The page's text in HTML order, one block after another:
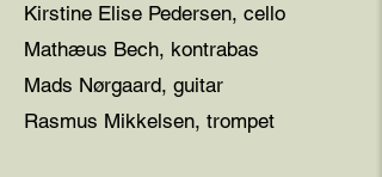
Kirstine Elise Pedersen, cello
Mathæus Bech, kontrabas
Mads Nørgaard, guitar
Rasmus Mikkelsen, trompet